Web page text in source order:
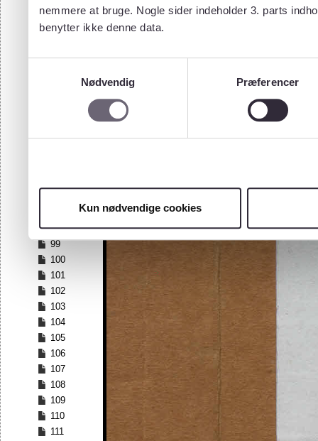
nemmere at bruge. Nogle sider indeholder 3. parts
benytter ikke denne data.
Nødvendig
Præferencer
Kun nødvendige cookies
84
85
87
98
99
100
101
102
103
104
105
106
107
108
109
110
111